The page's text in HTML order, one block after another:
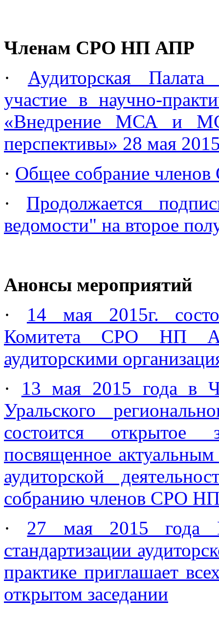
Членам СРО НП АПР
· Аудиторская
участие в научно-
«Внедрение МСА и
перспективы» 28 мая
· Общее собрание
· Продолжается
ведомости" на второе
Анонсы мероприятий
· 14 мая 2015г.
Комитета СРО НП
аудиторскими
· 13 мая 2015 года в
Уральского
состоится открытое
посвященное
аудиторской
собранию членов СРО
· 27 мая 2015
стандартизации
практике приглашает
открытом заседании